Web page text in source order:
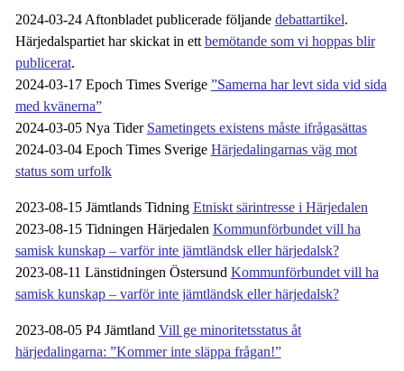
2024-03-24 Aftonbladet publicerade följande debattartikel.
Härjedalspartiet har skickat in ett bemötande som vi hoppas blir
publicerat.
2024-03-17 Epoch Times Sverige ”Samerna har levt sida vid sida
med kvänerna”
2024-03-05 Nya Tider Sametingets existens måste ifrågasättas
2024-03-04 Epoch Times Sverige Härjedalingarnas väg mot
status som urfolk
2023-08-15 Jämtlands Tidning Etniskt särintresse i Härjedalen
2023-08-15 Tidningen Härjedalen Kommunförbundet vill ha
samisk kunskap – varför inte jämtländsk eller härjedalsk?
2023-08-11 Länstidningen Östersund Kommunförbundet vill ha
samisk kunskap – varför inte jämtländsk eller härjedalsk?
2023-08-05 P4 Jämtland Vill ge minoritetsstatus åt
härjedalingarna: ”Kommer inte släppa frågan!”